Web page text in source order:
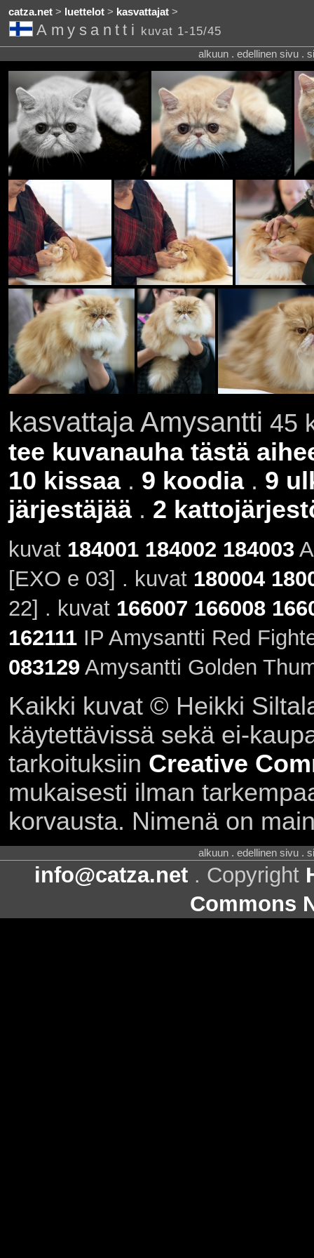
catza.net> luettelot> kasvattajat>
Amysantti kuvat 1-15/45
alkuun . edellinen sivu .
kasvattaja Amysantti 45
tee kuvanauha tästä
10 kissaa. 9 koodia. 9
järjestäjää. 2
kuvat 184001 184002 184003
[EXO e 03] . kuvat 180004
22] . kuvat 166007 166008
162111IP Amysantti Red
083129 Amysantti Golden
Kaikki kuvat © Heikki
käytettävissä sekä ei-
tarkoituksiin Creative
mukaisesti ilman
korvausta. Nimenä on
alkuun . edellinen sivu .
info@catza.net . Copyright
Commons